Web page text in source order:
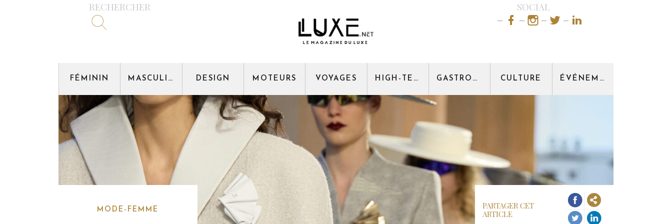
RECHERCHER SOCIAL
FÉMININ MASCULIN DESIGN MOTEURS VOYAGES HIGH-TECH GASTRONOMIE CULTURE ÉVÉNEMENT
MODE-FEMME
PARTAGER CET
ARTICLE